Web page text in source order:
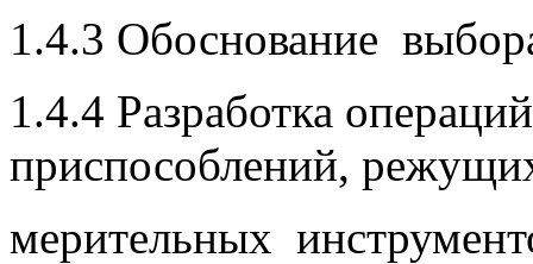
1.4.3 Обоснование
1.4.4 Разработка
приспособлений,
мерительных